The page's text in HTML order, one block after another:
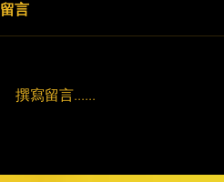
留言
撰寫留言......